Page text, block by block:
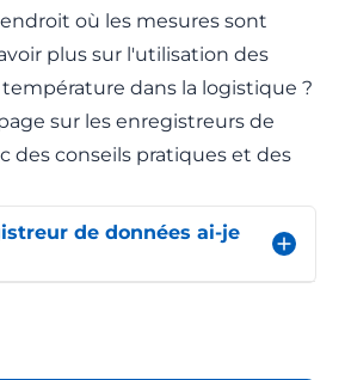
où les mesures sont
plus sur l'utilisation des
dans la logistique ?
sur les enregistreurs de
des conseils pratiques et des
de données ai-je